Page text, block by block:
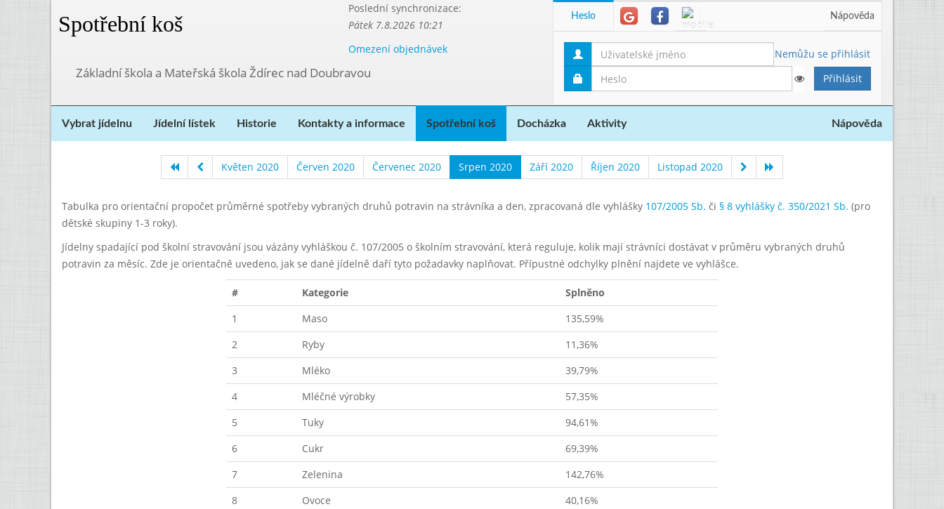
Spotřební koš
Poslední synchronizace:
Pátek 7.8.2026 10:21
Omezení objednávek
Základní škola a Mateřská škola Ždírec nad Doubravou
Heslo Nápověda
Nemůžu se přihlásit
Vybrat jídelnu Jídelní lístek Historie Kontakty a informace Spotřební koš Docházka Aktivity Nápověda
Květen 2020 Červen 2020 Červenec 2020 Srpen 2020 Září 2020 Říjen 2020 Listopad 2020
Tabulka pro orientační propočet průměrné spotřeby vybraných druhů potravin na strávníka a den, zpracovaná dle vyhlášky 107/2005 Sb. či § 8 vyhlášky č. 350/2021 Sb. (pro
dětské skupiny 1-3 roky).
Jídelny spadající pod školní stravování jsou vázány vyhláškou č. 107/2005 o školním stravování, která reguluje, kolik mají strávníci dostávat v průměru vybraných druhů
potravin za měsíc. Zde je orientačně uvedeno, jak se dané jídelně daří tyto požadavky naplňovat. Přípustné odchylky plnění najdete ve vyhlášce.
# Kategorie
Splněno
1
Maso
135,59%
2
Ryby
11,36%
3
Mléko
39,79%
4
Mléčné výrobky
57,35%
5
Tuky
94,61%
6
Cukr
69,39%
7
Zelenina
142,76%
8
Ovoce
40,16%